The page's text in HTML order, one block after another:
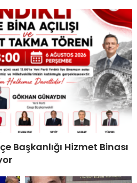
Başkanlığı Hizmet Binası